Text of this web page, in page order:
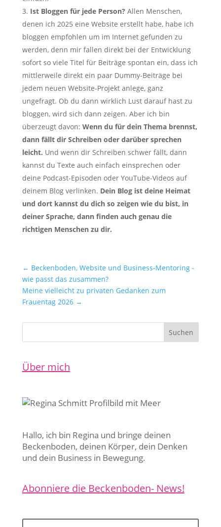
Ist Bloggen für jede Person? Allen Menschen,
denen ich 2025 eine Website erstellt habe, habe ich
bloggen empfohlen um im Internet gefunden zu
werden, denn mir fallen direkt bei der Entwicklung
sofort so viele Titel für Beiträge spontan ein, dass ich
mittlerweile direkt ein paar Dummy-Beiträge bei
jedem neuen Website-Projekt anlege, ganz
ungefragt. Ob du dann wirklich Lust darauf hast zu
bloggen, wird sich dann zeigen. Aber ich bin
überzeugt davon: Wenn du für dein Thema brennst,
dann fällt dir Schreiben oder darüber sprechen
leicht. Und wenn dir Schreiben schwer fällt, dann
kannst du Texte auch einfach einsprechen oder
deine Podcast-Episoden oder YouTube-Videos auf
deinem Blog verlinken. Dein Blog ist deine Heimat
und dort kannst du dich so zeigen wie du bist, in
deiner Sprache, dann finden auch genau die
richtigen Menschen zu dir.
← Beckenboden, Website und Business-Mentoring -
wie passt das zusammen?
Meine vielleicht zu privaten Gedanken zum
Frauentag 2026→
Über mich
Hallo, ich bin Regina und bringe deinen
Beckenboden, deinen Körper, dein Denken
und dein Business in Bewegung.
Abonniere die Beckenboden- News!